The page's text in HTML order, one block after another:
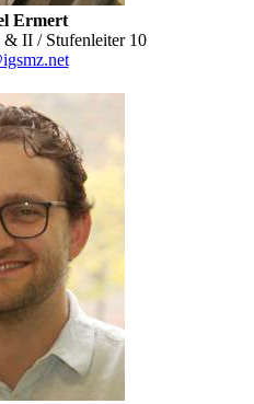
Ermert
II / Stufenleiter 10